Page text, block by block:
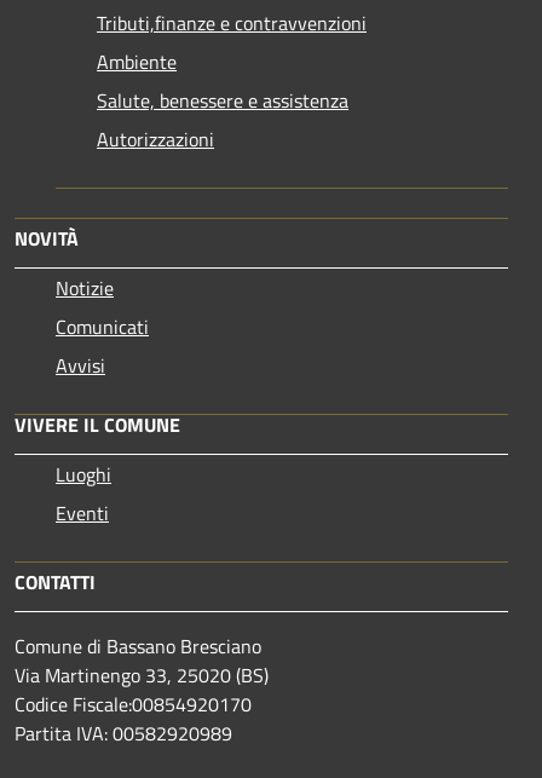
Tributi,finanze e contravvenzioni
Ambiente
Salute, benessere e assistenza
Autorizzazioni
NOVITÀ
Notizie
Comunicati
Avvisi
VIVERE IL COMUNE
Luoghi
Eventi
CONTATTI
Comune di Bassano Bresciano
Via Martinengo 33, 25020 (BS)
Codice Fiscale:00854920170
Partita IVA: 00582920989